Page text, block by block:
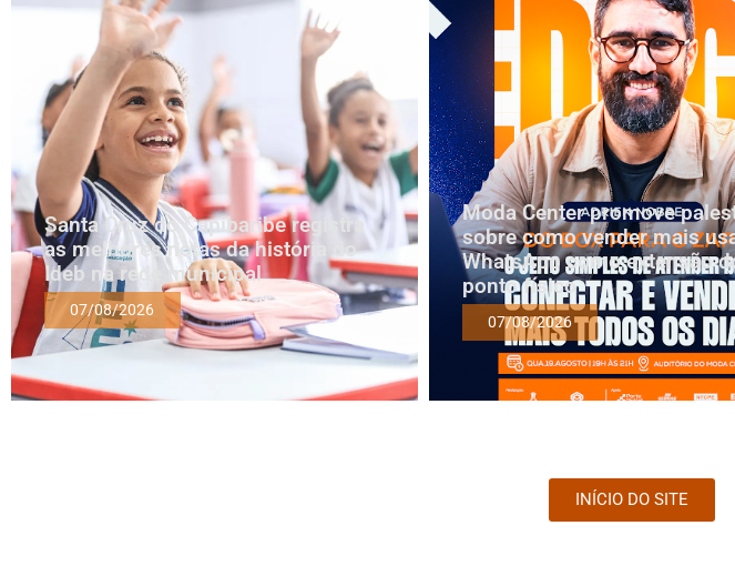
Santa Cruz do Capibaribe registra
as melhores notas da história do
Ideb na rede municipal
07/08/2026
Moda Center promove
sobre como vender mais
WhatsApp como extensão
ponto físico
07/08/2026
INÍCIO DO SITE